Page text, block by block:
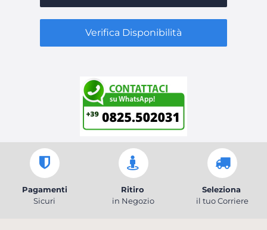
Verifica Disponibilità
Pagamenti
Sicuri
Ritiro
in Negozio
Seleziona
il tuo Corriere